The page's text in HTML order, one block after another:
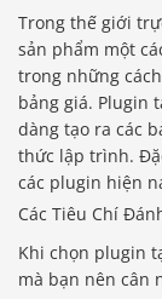
Trong thế giới
sản phẩm một
trong những
bảng giá. Plugin
dàng tạo ra các
thức lập trình.
các plugin hiện
Các Tiêu Chí
Khi chọn plugin
mà bạn nên cân